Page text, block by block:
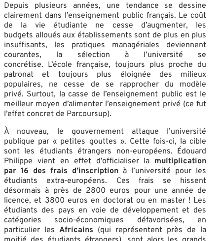
Depuis plusieurs années, une tendance se dessine
clairement dans l’enseignement public français. Le coût
de la vie étudiante ne cesse d’augmenter, les
budgets alloués aux établissements sont de plus en plus
insuffisants, les pratiques managériales deviennent
courantes, la sélection à l’université se
concrétise. L’école française, toujours plus proche du
patronat et toujours plus éloignée des milieux
populaires, ne cesse de se rapprocher du modèle
privé. Surtout, la casse de l’enseignement public est le
meilleur moyen d’alimenter l’enseignement privé (ce fut
l’effet concret de Parcoursup).
À nouveau, le gouvernement attaque l’université
publique par « petites gouttes ». Cette fois-ci, la cible
sont les étudiants étrangers non-européens. Édouard
Philippe vient en effet d’officialiser la multiplication
par 16 des frais d’inscription à l’université pour les
étudiants extra-européens. Ces frais se hissent
désormais à près de 2800 euros pour une année de
licence, et 3800 euros en doctorat ou en master ! Les
étudiants des pays en voie de développement et des
catégories socio-économiques défavorisées, en
particulier lesAfricains (qui représentent près de la